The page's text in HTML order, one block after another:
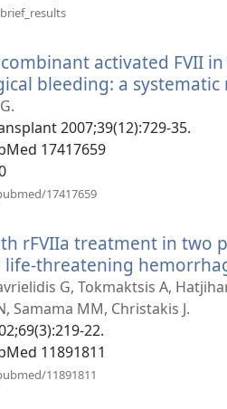
окне)activated FVII
bleeding: a systematic
2007;39(12):729-35.
17417659
17417659
окне)
rFVIIa treatment in two
threatening
G, Tokmaktsis A,
Samama MM, Christakis J.
22.
11891811
11891811